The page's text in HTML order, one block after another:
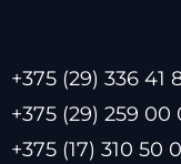
+375 (29) 336 41
+375 (29) 259 00
+375 (17) 310 50